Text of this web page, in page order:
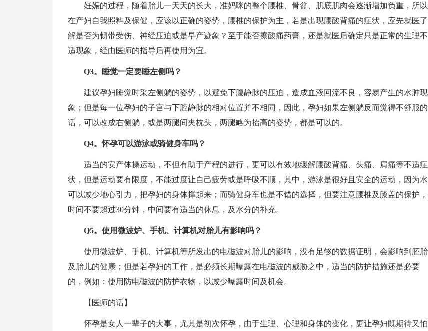
妊娠的过程，随着胎儿一天天的长大，准妈咪的整个腰椎、骨盆、肌底肌肉会逐渐增加负重，所以
在产妇自我照料及保健，应该以正确的姿势，腰椎的保护为主，若是出现腰酸背痛的症状，应先就医了
解是否为韧带受伤、神经压迫或是早产迹象？至于能否擦酸痛药膏，还是就医后确定只是正常的生理不
适现象，经由医师的指导后再使用为宜。
Q3。睡觉一定要睡左侧吗？
建议孕妇睡觉时采左侧躺的姿势，以避免下腹静脉的压迫，造成血液回流不良，容易产生的水肿现
象；但是每一位孕妇的子宫与下腔静脉的相对位置并不相同，因此，孕妇如果左侧躺反而觉得不舒服的
话，可以改成右侧躺，或是两腿间夹枕头，两腿略为抬高的姿势，都是可以的。
Q4。怀孕可以游泳或骑健身车吗？
适当的安产体操运动，不但有助于产程的进行，更可以有效地缓解腰酸背痛、头痛、肩痛等不适症
状，但是运动要有限度，不能过度让自己疲劳或是呼吸不顺，其中，游泳是很好且安全的运动，因为水
可以减少地心引力，把孕妇的身体撑起来；而骑健身车也是不错的选择，但要注意腰椎及膝盖的保护，
时间不要超过30分钟，中间要有适当的休息，及水分的补充。
Q5。使用微波炉、手机、计算机对胎儿有影响吗？
使用微波炉、手机、计算机等所发出的电磁波对胎儿的影响，没有足够的数据证明，会影响到胚胎
及胎儿的健康；但是若孕妇的工作，是必须长期曝露在电磁波的威胁之中，适当的防护措施还是必要
的，例如：使用防电磁波的防护衣物，以减少曝露时间及机会。
【医师的话】
怀孕是女人一辈子的大事，尤其是初次怀孕，由于生理、心理和身体的变化，更让孕妇既期待又怕